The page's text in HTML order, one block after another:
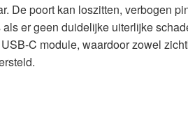
De poort kan loszitten, verbogen
er geen duidelijke uiterlijke
C module, waardoor zowel